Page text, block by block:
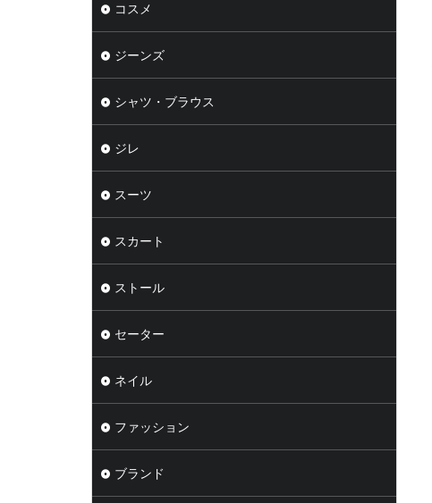
コスメ
ジーンズ
シャツ・ブラウス
ジレ
スーツ
スカート
ストール
セーター
ネイル
ファッション
ブランド